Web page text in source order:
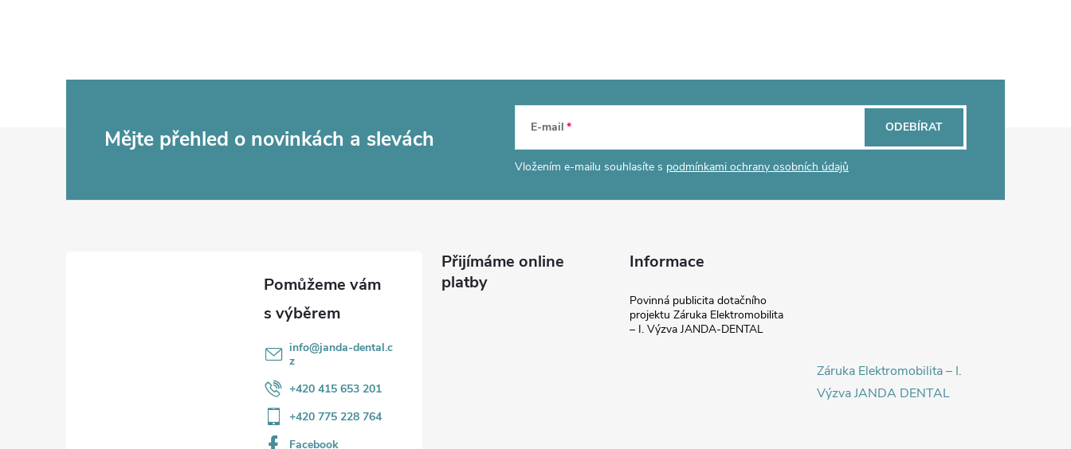
á
í
Mějte přehled o novinkách a slevách E-mail
Vložením e-mailu souhlasíte s podmínkami ochrany osobních údajů
ODEBÍRAT
info@janda-dental.c
z
+420 415 653 201
+420 775 228 764
Facebook
Přijímáme online
platby
Informace
Povinná publicita dotačního
projektu Záruka Elektromobilita
– I. Výzva JANDA-DENTAL
Záruka Elektromobilita – I.
Výzva JANDA DENTAL